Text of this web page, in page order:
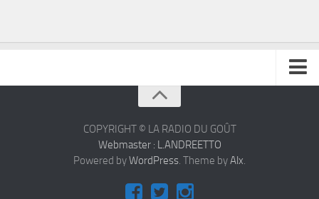
COPYRIGHT © LA RADIO DU GOÛT
Webmaster : L.ANDREETTO
Powered byWordPress. Theme byAlx.